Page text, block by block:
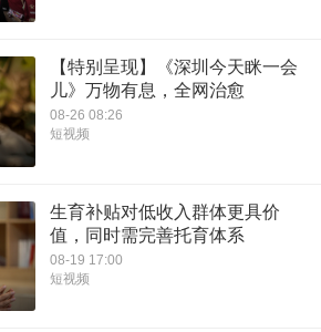
【特别呈现】《深圳今天眯一会
儿》万物有息，全网治愈
08-26 08:26
短视频
生育补贴对低收入群体更具价
值，同时需完善托育体系
08-19 17:00
短视频